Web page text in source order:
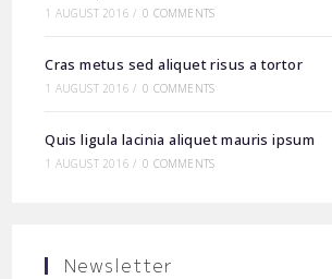
1 AUGUST 2016 / 0 COMMENTS
Cras metus sed aliquet risus a tortor
1 AUGUST 2016 / 0 COMMENTS
Quis ligula lacinia aliquet mauris ipsum
1 AUGUST 2016 / 0 COMMENTS
Newsletter